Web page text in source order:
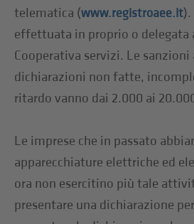
telematica (www.registroaee.it).
effettuata in proprio o delegata
Cooperativa servizi. Le
dichiarazioni non fatte,
ritardo vanno dai 2.000 ai
Le imprese che in passato
apparecchiature elettriche ed
ora non esercitino più tale
presentare una dichiarazione